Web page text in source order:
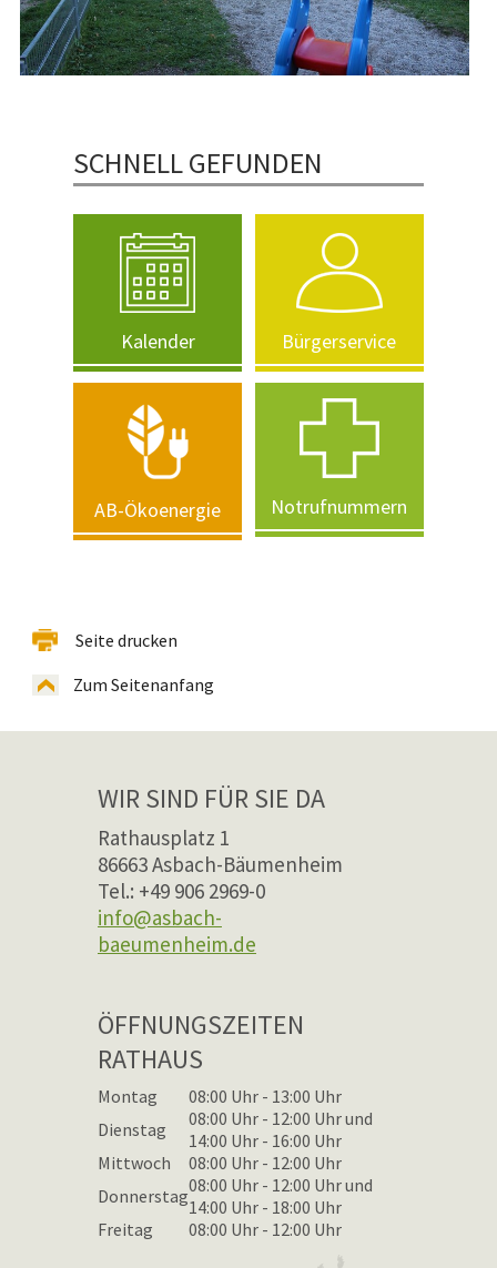
SCHNELL GEFUNDEN
Kalender Bürgerservice
AB-Ökoenergie Notrufnummern
Seite drucken
Zum Seitenanfang
WIR SIND FÜR SIE DA
Rathausplatz 1
86663 Asbach-Bäumenheim
Tel.: +49 906 2969-0
info@asbach-
baeumenheim.de
ÖFFNUNGSZEITEN
RATHAUS
Montag
08:00 Uhr - 13:00 Uhr
Dienstag
08:00 Uhr - 12:00 Uhr und
14:00 Uhr - 16:00 Uhr
Mittwoch
08:00 Uhr - 12:00 Uhr
Donnerstag08:00 Uhr - 12:00 Uhr und
14:00 Uhr - 18:00 Uhr
Freitag
08:00 Uhr - 12:00 Uhr